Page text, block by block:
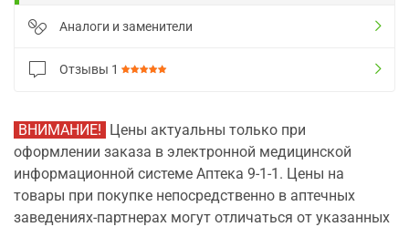
Аналоги и заменители
Отзывы 1
ВНИМАНИЕ! Цены актуальны только при
оформлении заказа в электронной медицинской
информационной системе Аптека 9-1-1. Цены на
товары при покупке непосредственно в аптечных
заведениях-партнерах могут отличаться от указанных